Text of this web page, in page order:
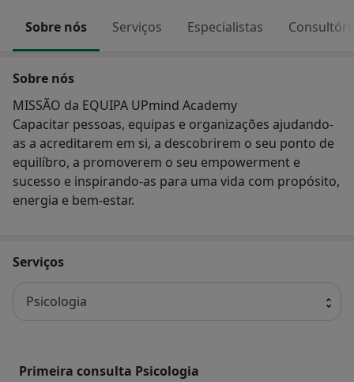
Sobre nós Serviços Especialistas
Sobre nós
MISSÃO da EQUIPA UPmind Academy
Capacitar pessoas, equipas e organizações ajudando-
as a acreditarem em si, a descobrirem o seu ponto de
equilíbro, a promoverem o seu empowerment e
sucesso e inspirando-as para uma vida com propósito,
energia e bem-estar.
Serviços
Psicologia
Primeira consulta Psicologia